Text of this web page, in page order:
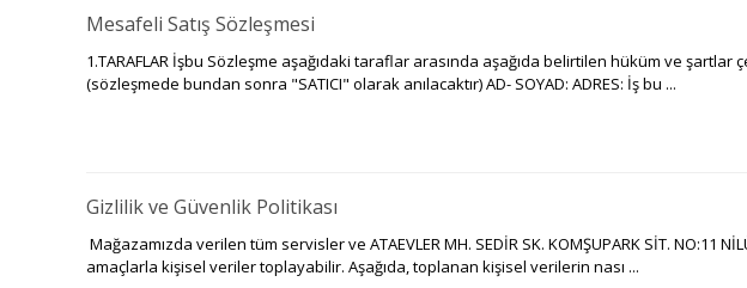
Mesafeli Satış Sözleşmesi
1.TARAFLAR İşbu Sözleşme aşağıdaki taraflar arasında aşağıda belirtilen hüküm ve şartlar
(sözleşmede bundan sonra "SATICI" olarak anılacaktır) AD- SOYAD: ADRES: İş bu ...
Gizlilik ve Güvenlik Politikası
Mağazamızda verilen tüm servisler ve ATAEVLER MH. SEDİR SK. KOMŞUPARK SİT. NO:11
amaçlarla kişisel veriler toplayabilir. Aşağıda, toplanan kişisel verilerin nası ...